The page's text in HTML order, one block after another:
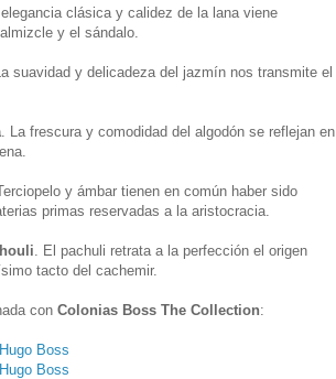
elegancia clásica y calidez de la lana viene
y el sándalo.
suavidad y delicadeza del jazmín nos transmite el
. La frescura y comodidad del algodón se reflejan en
Terciopelo y ámbar tienen en común haber sido
primas reservadas a la aristocracia.
. El pachuli retrata a la perfección el origen
tacto del cachemir.
con Colonias Boss The Collection:
Boss
Boss